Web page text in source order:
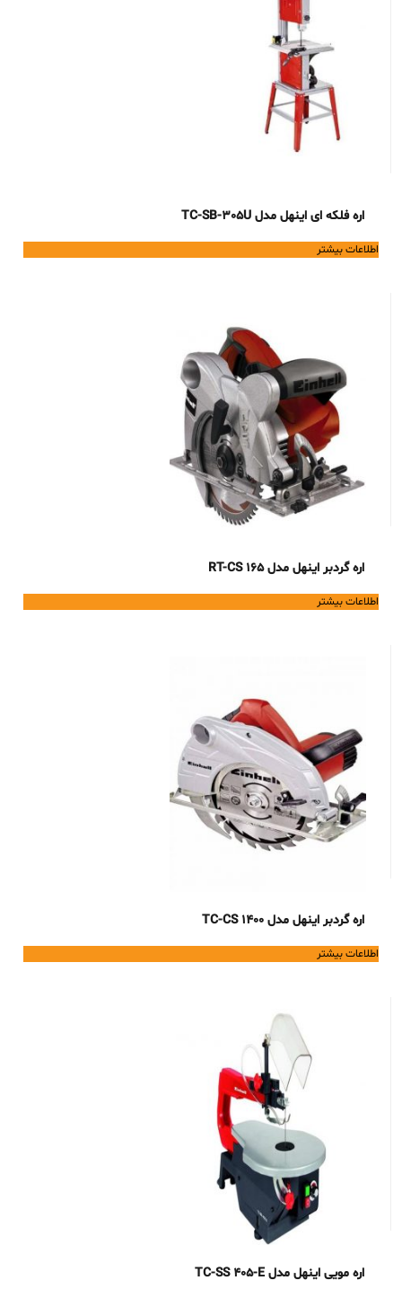
اره فلکه ای اینهل مدل TC-SB-305U
اطلاعات بیشتر
اره گردبر اینهل مدل RT-CS 165
اطلاعات بیشتر
اره گردبر اینهل مدل TC-CS 1400
اطلاعات بیشتر
اره مویی اینهل مدل TC-SS 405-E